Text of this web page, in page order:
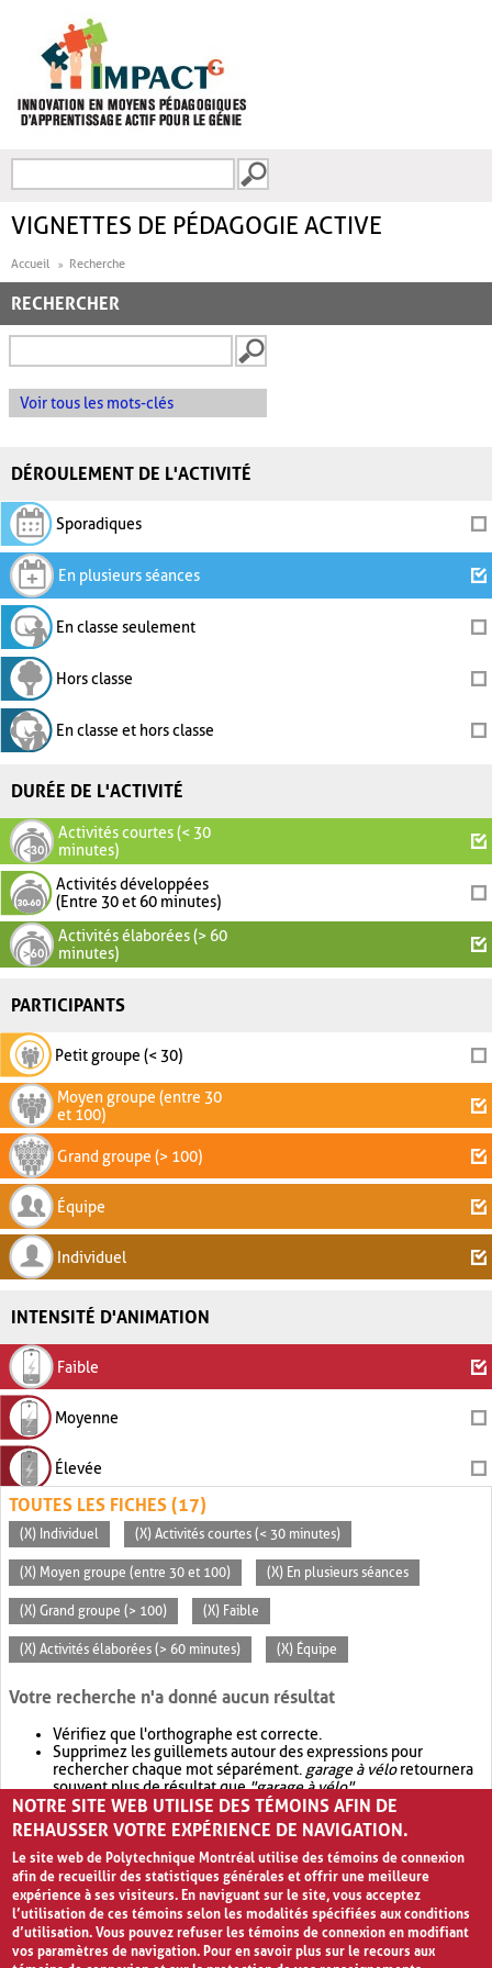
FORMULAIRE DE
VIGNETTES DE PÉDAGOGIE ACTIVE
Accueil Recherche
RECHERCHER
Voir tous les mots-clés
DÉROULEMENT DE L'ACTIVITÉ
Sporadiques
En plusieurs séances
En classe seulement
Hors classe
En classe et hors classe
DURÉE DE L'ACTIVITÉ
Activités courtes (< 30
minutes)
Activités développées
(Entre 30 et 60 minutes)
Activités élaborées (> 60
minutes)
PARTICIPANTS
Petit groupe (< 30)
Moyen groupe (entre 30
et 100)
Grand groupe (> 100)
Équipe
Individuel
INTENSITÉ D'ANIMATION
Faible
Moyenne
Élevée
TOUTES LES FICHES (17)
(X) Individuel (X) Activités courtes (< 30 minutes)
(X) Moyen groupe (entre 30 et 100) (X) En plusieurs séances
(X) Grand groupe (> 100) (X) Faible
(X) Activités élaborées (> 60 minutes) (X) Équipe
Votre recherche n'a donné aucun résultat
Vérifiez que l'orthographe est correcte.
Supprimez les guillemets autour des expressions pour
rechercher chaque mot séparément. garage à véloretournera
souvent plus de résultat que"garage à vélo".
Envisagez d'élargir votre recherche avec OR.garage OR vélo
retournera souvent plus de résultat quegarage à vélo
NOTRE SITE WEB UTILISE DES TÉMOINS AFIN DE
REHAUSSER VOTRE EXPÉRIENCE DE NAVIGATION.
Le site web de Polytechnique Montréal utilise des témoins de connexion
afin de recueillir des statistiques générales et offrir une meilleure
expérience à ses visiteurs. En naviguant sur le site, vous acceptez
l’utilisation de ces témoins selon les modalités spécifiées aux conditions
d’utilisation. Vous pouvez refuser les témoins de connexion en modifiant
vos paramètres de navigation. Pour en savoir plus sur le recours aux